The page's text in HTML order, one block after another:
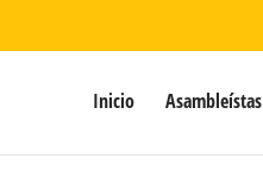
Inicio Asambleístas